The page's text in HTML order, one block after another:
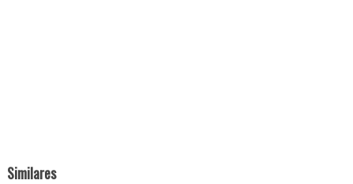
Similares